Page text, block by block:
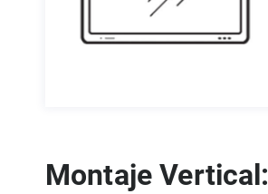
Montaje Vertical: